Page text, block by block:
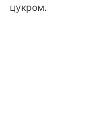
цукром.